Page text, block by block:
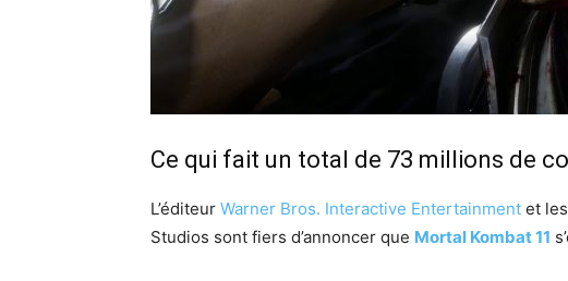
Ce qui fait un total de 73 millions de
L’éditeur Warner Bros. Interactive Entertainment et
Studios sont fiers d’annoncer que Mortal Kombat 11